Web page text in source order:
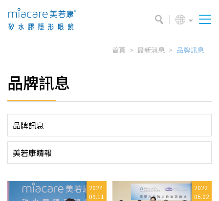
首頁 最新消息 品牌訊息
品牌訊息
品牌訊息
美若康睛報
2024
09.11
2022
06.02